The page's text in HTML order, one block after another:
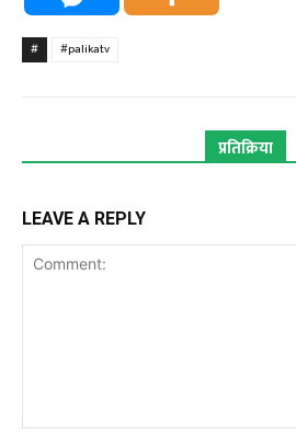
# #palikatv
प्रतिक्रिया
LEAVE A REPLY